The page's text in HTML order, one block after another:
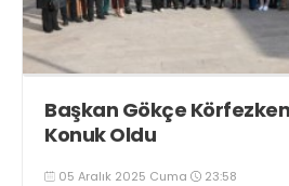
Başkan Gökçe
Konuk Oldu
05 Aralık 2025 Cuma 23:58